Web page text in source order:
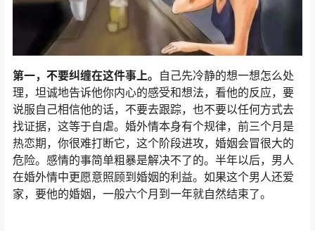
第一，不要纠缠在这件事上。 自己先冷静的想一想怎么处
理，坦诚地告诉他你内心的感受和想法，看他的反应，要
说服自己相信他的话，不要去跟踪，也不要以任何方式去
找证据，这等于自虐。婚外情本身有个规律，前三个月是
热恋期，你很难打断它，这个阶段进攻，婚姻会冒很大的
危险。感情的事简单粗暴是解决不了的。半年以后，男人
在婚外情中更愿意照顾到婚姻的利益。如果这个男人还爱
家，要他的婚姻，一般六个月到一年就自然结束了。